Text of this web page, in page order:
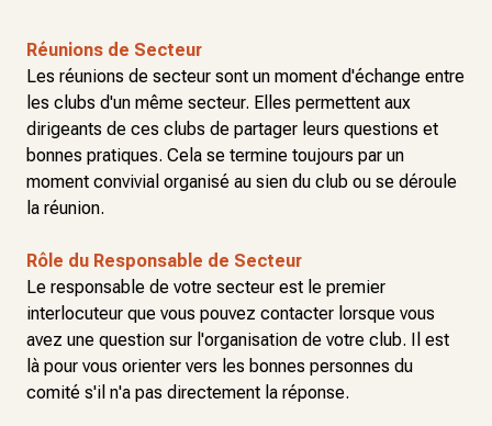
Réunions de Secteur
Les réunions de secteur sont un moment d'échange entre
les clubs d'un même secteur. Elles permettent aux
dirigeants de ces clubs de partager leurs questions et
bonnes pratiques. Cela se termine toujours par un
moment convivial organisé au sien du club ou se déroule
la réunion.
Rôle du Responsable de Secteur
Le responsable de votre secteur est le premier
interlocuteur que vous pouvez contacter lorsque vous
avez une question sur l'organisation de votre club. Il est
là pour vous orienter vers les bonnes personnes du
comité s'il n'a pas directement la réponse.